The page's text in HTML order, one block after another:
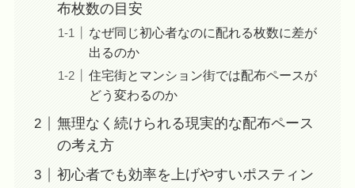
布枚数の目安
なぜ同じ初心者なのに配れる枚数に差が
出るのか
住宅街とマンション街では配布ペースが
どう変わるのか
無理なく続けられる現実的な配布ペース
の考え方
初心者でも効率を上げやすいポスティン